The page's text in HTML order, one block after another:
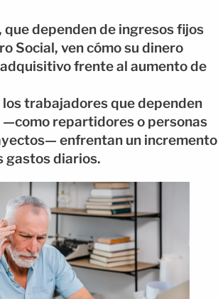
que dependen de ingresos fijos
Social, ven cómo su dinero
frente al aumento de
trabajadores que dependen
repartidores o personas
enfrentan un incremento
gastos diarios.